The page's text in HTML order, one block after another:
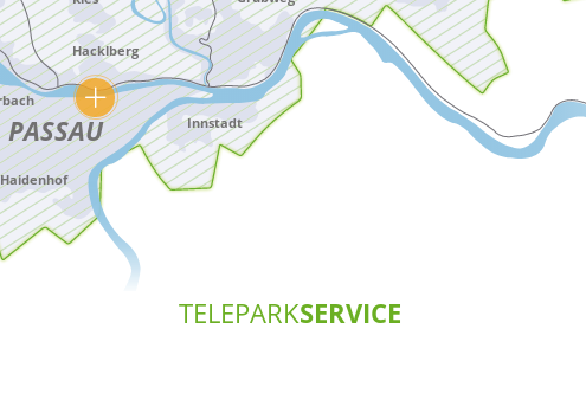
Passau
Tiefenbach
Mehr erfahren
Salzweg
Mehr erfahren
Thyrnau
Mehr erfahren
TELEPARKSERVICE